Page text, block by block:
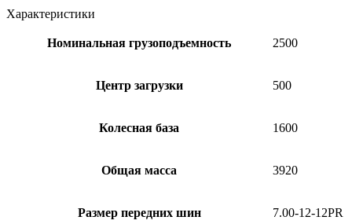
Характеристики
Номинальная грузоподъемность 2500
Центр загрузки 500
Колесная база 1600
Общая масса 3920
Размер передних шин 7.00-12-12PR